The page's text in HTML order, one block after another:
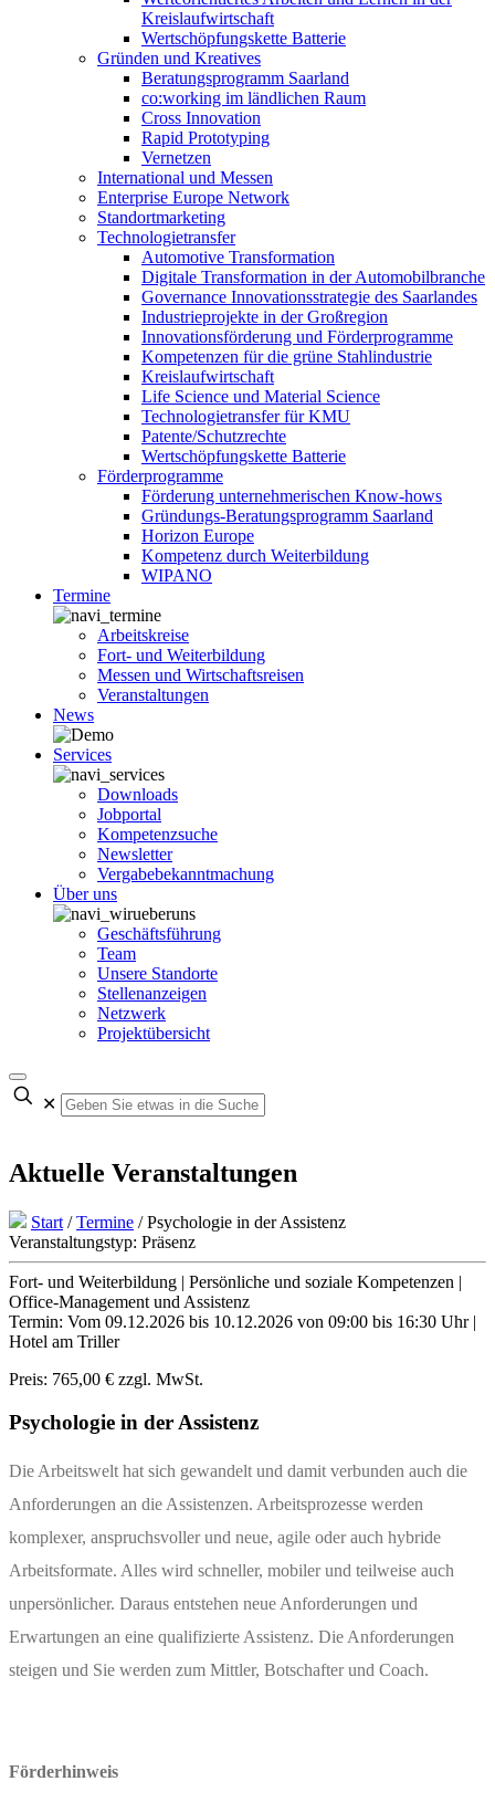
Kreislaufwirtschaft
Wertschöpfungskette Batterie
Gründen und Kreatives
Beratungsprogramm Saarland
co:working im ländlichen Raum
Cross Innovation
Rapid Prototyping
Vernetzen
International und Messen
Enterprise Europe Network
Standortmarketing
Technologietransfer
Automotive Transformation
Digitale Transformation in der Automobilbranche
Governance Innovationsstrategie des Saarlandes
Industrieprojekte in der Großregion
Innovationsförderung und Förderprogramme
Kompetenzen für die grüne Stahlindustrie
Kreislaufwirtschaft
Life Science und Material Science
Technologietransfer für KMU
Patente/Schutzrechte
Wertschöpfungskette Batterie
Förderprogramme
Förderung unternehmerischen Know-hows
Gründungs-Beratungsprogramm Saarland
Horizon Europe
Kompetenz durch Weiterbildung
WIPANO
Termine
Arbeitskreise
Fort- und Weiterbildung
Messen und Wirtschaftsreisen
Veranstaltungen
News
Services
Downloads
Jobportal
Kompetenzsuche
Newsletter
Vergabebekanntmachung
Über uns
Geschäftsführung
Team
Unsere Standorte
Stellenanzeigen
Netzwerk
Projektübersicht
✕
Aktuelle Veranstaltungen
Start /Termine /Psychologie in der Assistenz
Veranstaltungstyp: Präsenz
Fort- und Weiterbildung | Persönliche und soziale Kompetenzen |
Office-Management und Assistenz
Termin: Vom 09.12.2026 bis 10.12.2026 von 09:00 bis 16:30 Uhr |
Hotel am Triller
Preis: 765,00 € zzgl. MwSt.
Psychologie in der Assistenz
Die Arbeitswelt hat sich gewandelt und damit verbunden auch die
Anforderungen an die Assistenzen. Arbeitsprozesse werden
komplexer, anspruchsvoller und neue, agile oder auch hybride
Arbeitsformate. Alles wird schneller, mobiler und teilweise auch
unpersönlicher. Daraus entstehen neue Anforderungen und
Erwartungen an eine qualifizierte Assistenz. Die Anforderungen
steigen und Sie werden zum Mittler, Botschafter und Coach.
Förderhinweis